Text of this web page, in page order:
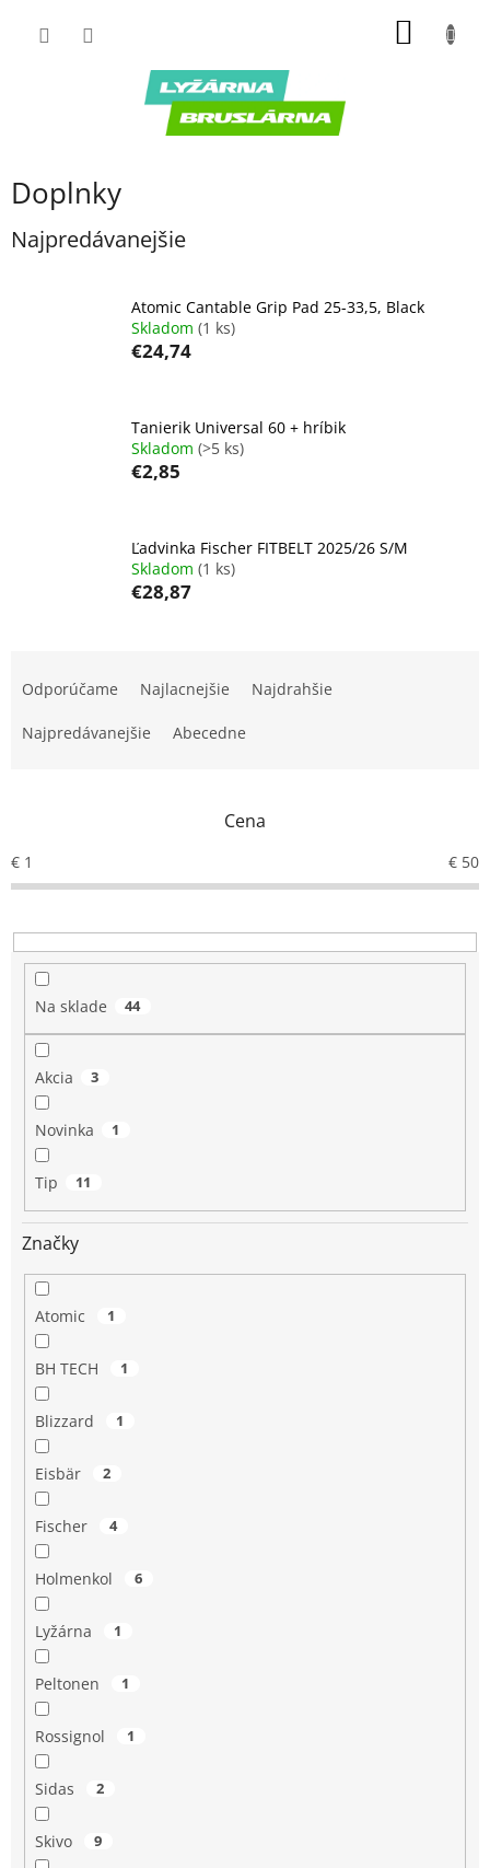
Doplnky
Najpredávanejšie
Atomic Cantable Grip Pad 25-33,5, Black
Skladom (1 ks)
€24,74
Tanierik Universal 60 + hríbik
Skladom (>5 ks)
€2,85
Ľadvinka Fischer FITBELT 2025/26 S/M
Skladom (1 ks)
€28,87
r
o
u
k
Odporúčame Najlacnejšie Najdrahšie
Najpredávanejšie Abecedne
Cena
€ 1 € 50
Na sklade 44
Akcia 3
Novinka 1
Tip 11
Značky
Atomic 1
BH TECH 1
Blizzard 1
Eisbär 2
Fischer 4
Holmenkol 6
Lyžárna 1
Peltonen 1
Rossignol 1
Sidas 2
Skivo 9